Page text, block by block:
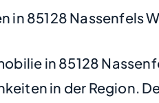
in 85128 Nassenfels
in 85128
in der Region.